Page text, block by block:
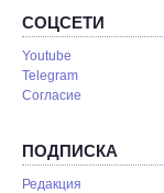
СОЦСЕТИ
Youtube
Telegram
Согласие
ПОДПИСКА
Редакция